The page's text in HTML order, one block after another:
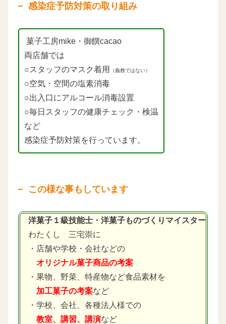
感染症予防対策の取り組み
菓子工房mike・御饌cacao
両店舗では
○スタッフのマスク着用
（義務ではない）
○空気・空間の塩素消毒
○出入口にアルコール消毒設置
○毎日スタッフの健康チェック・検温
など
感染症予防対策を行っています。
この様な事もしています
洋菓子１級技能士・洋菓子ものづくりマイスター
わたくし 三宅崇に
・店舗や学校・会社などの
オリジナル菓子商品の考案
・果物、野菜、特産物など食品素材を
加工菓子の考案など
・学校、会社、各種法人様での
教室、講習、講演など